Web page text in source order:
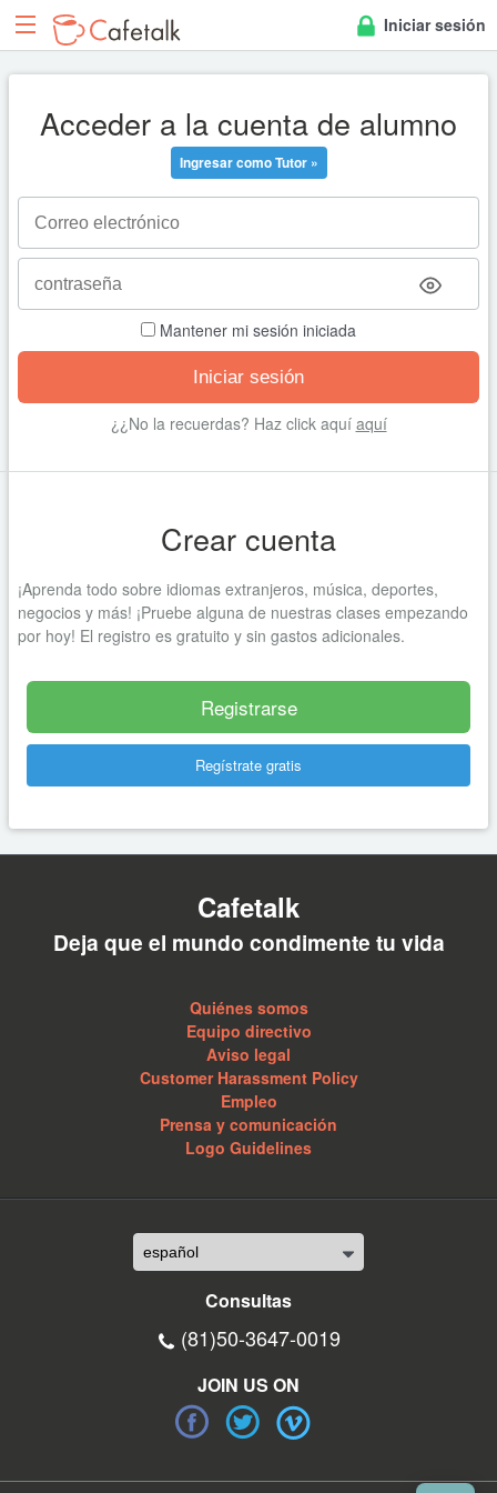
Iniciar sesión
Acceder a la cuenta de alumno
Ingresar como Tutor »
Mantener mi sesión iniciada
¿¿No la recuerdas? Haz click aquí aquí
Crear cuenta
¡Aprenda todo sobre idiomas extranjeros, música, deportes,
negocios y más! ¡Pruebe alguna de nuestras clases empezando
por hoy! El registro es gratuito y sin gastos adicionales.
Registrarse
Regístrate gratis
Cafetalk
Deja que el mundo condimente tu vida
Quiénes somos
Equipo directivo
Aviso legal
Customer Harassment Policy
Empleo
Prensa y comunicación
Logo Guidelines
Consultas
(81)50-3647-0019
JOIN US ON